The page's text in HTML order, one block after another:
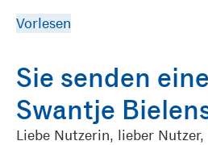
Vorlesen
Sie senden
Swantje
Liebe Nutzerin, lieber Nutzer,